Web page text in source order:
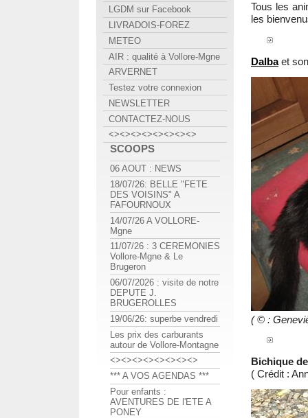
Tous les
les
Dalbaet
( © :
Bichique
( Crédit :
LGDM sur Facebook
LIVRADOIS-FOREZ
METEO
AIR : qualité à Vollore-Mgne
ARVERNET
Testez votre connexion
NEWSLETTER
CONTACTEZ-NOUS
<><><><><><><><>
SCOOPS
06 AOUT : NEWS
18/07/26: BELLE "FETE
DES VOISINS" A
FAFOURNOUX
14/07/26 A VOLLORE-
Mgne
11/07/26 : 3 CEREMONIES
Vollore-Mgne & Le
Brugeron
06/07/2026 : visite de notre
DEPUTE J.
BRUGEROLLES
19/06/26: superbe vendredi
Les prix des carburants
autour de Vollore-Montagne
<><><><><><><><>
*** A VOS AGENDAS ***
Pour enfants :
AVENTURES DE l'ETE A
PONEY